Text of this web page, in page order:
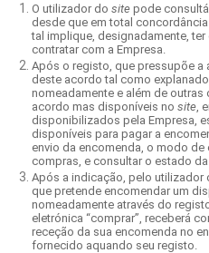
O utilizador do site pode
desde que em total
tal implique, designadamente,
contratar com a Empresa.
Após o registo, que pressupõe a
deste acordo tal como
nomeadamente e além de
acordo mas disponíveis no site ,
disponibilizados pela Empresa,
disponíveis para pagar a
envio da encomenda, o modo
compras, e consultar o estado da
Após a indicação, pelo utilizador
que pretende encomendar um
nomeadamente através do
eletrónica “comprar”, receberá
receção da sua encomenda no
fornecido aquando seu registo.